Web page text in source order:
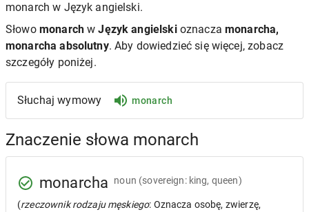
monarch w Język angielski.
Słowo monarchwJęzyk angielskioznaczamonarcha,
monarcha absolutny. Aby dowiedzieć się więcej, zobacz
szczegóły poniżej.
Słuchaj wymowy monarch
Znaczenie słowa monarch
monarcha noun (sovereign: king, queen)
(rzeczownik rodzaju męskiego: Oznacza osobę, zwierzę,